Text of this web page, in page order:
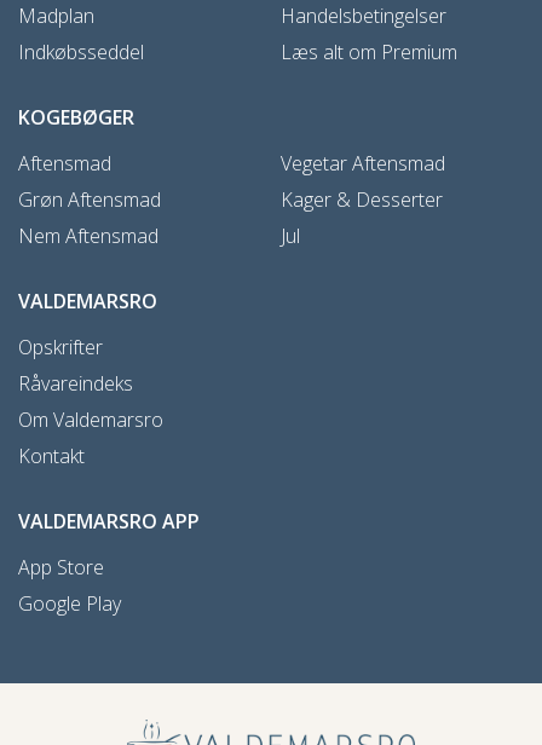
Madplan
Indkøbsseddel
Handelsbetingelser
Læs alt om Premium
KOGEBØGER
Aftensmad
Grøn Aftensmad
Nem Aftensmad
Vegetar Aftensmad
Kager & Desserter
Jul
VALDEMARSRO
Opskrifter
Råvareindeks
Om Valdemarsro
Kontakt
VALDEMARSRO APP
App Store
Google Play